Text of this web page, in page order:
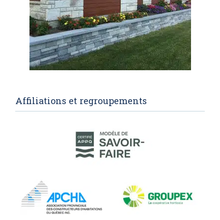
Affiliations et regroupements